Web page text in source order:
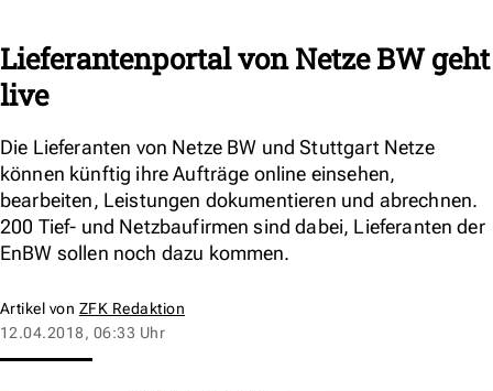
Lieferantenportal von Netze BW geht
live
Die Lieferanten von Netze BW und Stuttgart Netze
können künftig ihre Aufträge online einsehen,
bearbeiten, Leistungen dokumentieren und abrechnen.
200 Tief- und Netzbaufirmen sind dabei, Lieferanten der
EnBW sollen noch dazu kommen.
Artikel von ZFK Redaktion
12.04.2018, 06:33 Uhr